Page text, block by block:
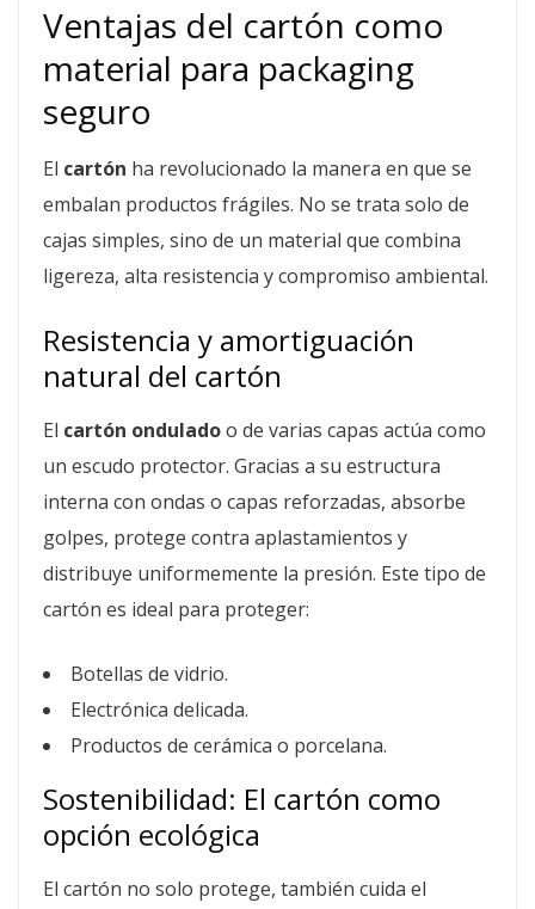
Ventajas del cartón como
material para packaging
seguro
El cartón ha revolucionado la manera en que se
embalan productos frágiles. No se trata solo de
cajas simples, sino de un material que combina
ligereza, alta resistencia y compromiso ambiental.
Resistencia y amortiguación
natural del cartón
El cartón onduladoo de varias capas actúa como
un escudo protector. Gracias a su estructura
interna con ondas o capas reforzadas, absorbe
golpes, protege contra aplastamientos y
distribuye uniformemente la presión. Este tipo de
cartón es ideal para proteger:
Botellas de vidrio.
Electrónica delicada.
Productos de cerámica o porcelana.
Sostenibilidad: El cartón como
opción ecológica
El cartón no solo protege, también cuida el